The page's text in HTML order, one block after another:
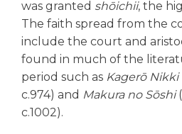
was granted shōichii, the
The faith spread from the
include the court and
found in much of the
period such as Kagerō Nikki
c.974) and Makura no Sōshi
c.1002).